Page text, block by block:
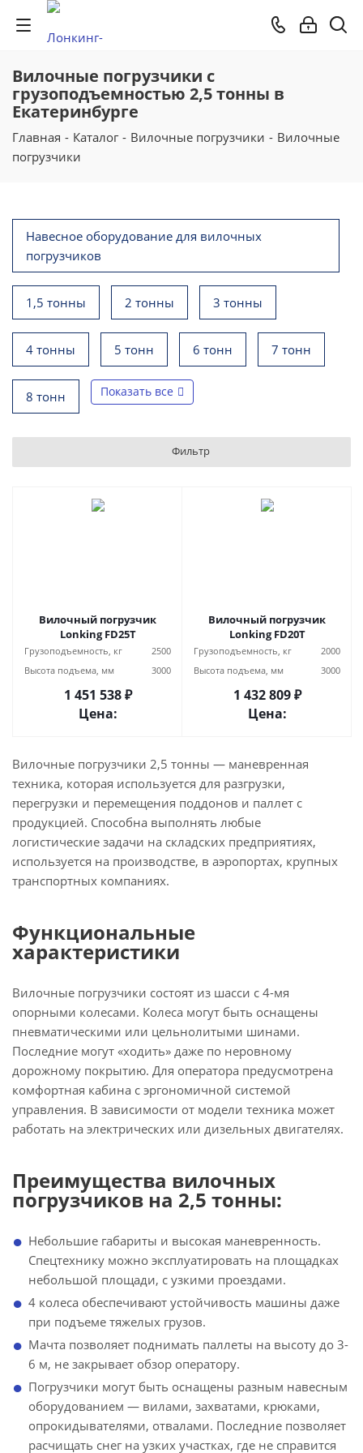
Вилочные погрузчики с
грузоподъемностью 2,5 тонны в
Екатеринбурге
Главная - Каталог - Вилочные погрузчики - Вилочные
погрузчики
Навесное оборудование для вилочных
погрузчиков
1,5 тонны 2 тонны 3 тонны
4 тонны 5 тонн 6 тонн 7 тонн
8 тонн Показать все
Фильтр
Вилочный погрузчик
Lonking FD25T
Грузоподъемность, кг
2500
Высота подъема, мм
3000
1 451 538 ₽
Цена:
Вилочный погрузчик
Lonking FD20T
Грузоподъемность, кг
2000
Высота подъема, мм
3000
1 432 809 ₽
Цена:
Вилочные погрузчики 2,5 тонны — маневренная
техника, которая используется для разгрузки,
перегрузки и перемещения поддонов и паллет с
продукцией. Способна выполнять любые
логистические задачи на складских предприятиях,
используется на производстве, в аэропортах, крупных
транспортных компаниях.
Функциональные
характеристики
Вилочные погрузчики состоят из шасси с 4-мя
опорными колесами. Колеса могут быть оснащены
пневматическими или цельнолитыми шинами.
Последние могут «ходить» даже по неровному
дорожному покрытию. Для оператора предусмотрена
комфортная кабина с эргономичной системой
управления. В зависимости от модели техника может
работать на электрических или дизельных двигателях.
Преимущества вилочных
погрузчиков на 2,5 тонны:
Небольшие габариты и высокая маневренность.
Спецтехнику можно эксплуатировать на площадках
небольшой площади, с узкими проездами.
4 колеса обеспечивают устойчивость машины даже
при подъеме тяжелых грузов.
Мачта позволяет поднимать паллеты на высоту до 3-
6 м, не закрывает обзор оператору.
Погрузчики могут быть оснащены разным навесным
оборудованием — вилами, захватами, крюками,
опрокидывателями, отвалами. Последние позволяет
расчищать снег на узких участках, где не справится